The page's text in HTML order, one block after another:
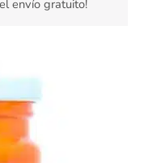
envío gratuito!